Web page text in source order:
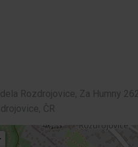
Rozdrojovice, Za Humny
ČR